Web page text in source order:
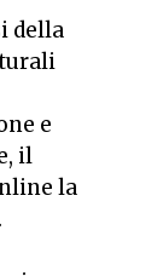
della
e
il
la